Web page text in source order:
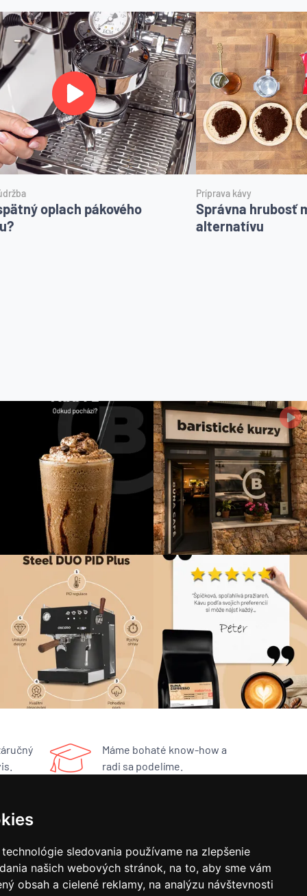
sledovania používame na zlepšenie
našich webových stránok, na to, aby sme vám
obsah a cielené reklamy, na analýzu návštevnosti
oplach pákového
Príprava kávy
Správna hrubosť
alternatívu
Máme bohaté know-how a
radi sa podelíme.
BUNA CAFÉ
Havlíčkovo náměstí 15/31
252 19 Rudná, CZ